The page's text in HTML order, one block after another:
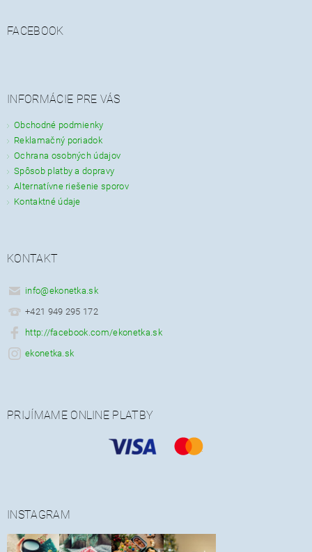
FACEBOOK
INFORMÁCIE PRE VÁS
Obchodné podmienky
Reklamačný poriadok
Ochrana osobných údajov
Spôsob platby a dopravy
Alternatívne riešenie sporov
Kontaktné údaje
KONTAKT
info@ekonetka.sk
+421 949 295 172
http://facebook.com/ekonetka.sk
ekonetka.sk
PRIJÍMAME ONLINE PLATBY
INSTAGRAM